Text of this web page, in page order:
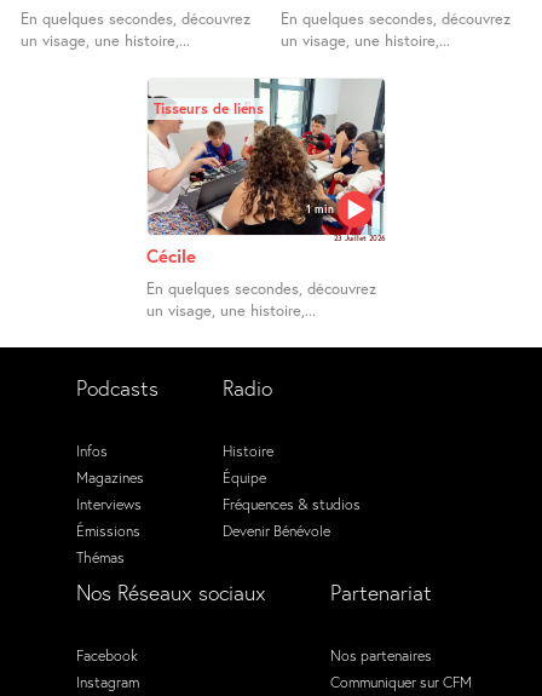
En quelques secondes, découvrez
un visage, une histoire,...
En quelques secondes, découvrez
un visage, une histoire,...
1 min
Tisseurs de liens
23 Juillet 2026
Cécile
En quelques secondes, découvrez
un visage, une histoire,...
Podcasts
Infos
Magazines
Interviews
Émissions
Thémas
Radio
Histoire
Équipe
Fréquences & studios
Devenir Bénévole
Nos Réseaux sociaux
Facebook
Instagram
Partenariat
Nos partenaires
Communiquer sur CFM